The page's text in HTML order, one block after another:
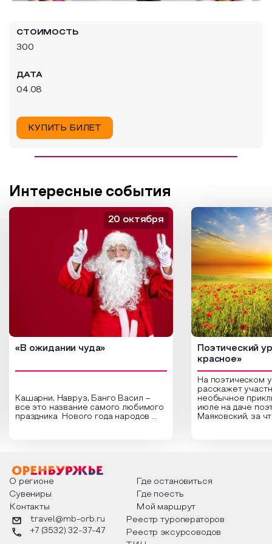
Все маршруты
СТОИМОСТЬ
300
ДАТА
04.08
КУПИТЬ БИЛЕТ
Интересные события
«В ожидании чуда»
Кашарни, Навруз, Банго Васил –
все это название самого любимого
праздника Нового года народов
о том, как встречают новый год в
разных уголках страны, какие
обряды совершают на удачу и
благополучие, в чем схожи и
различаются традиции. Кто такой
Дед Мороз и откуда он пришел, как
его называют в разных уголках
страны и как появились елочные
20 октября
Поэтический
красное»
На поэтическом
расскажет
необычное
июле на даче
Маяковский, за
Твардовского и
каждой строчке
восхищение
яркому времени
О регионе
Где остановиться
Сувениры
Где поесть
Контакты
Мой маршрут
travel@mb-orb.ru
+7 (3532) 32-37-47
Реестр туроператоров
Реестр эксурсоводов